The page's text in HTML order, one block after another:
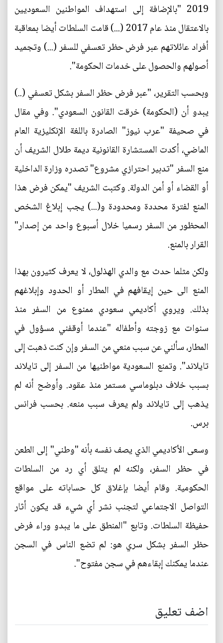
2019 "بالإضافة إلى استهداف المواطنين السعوديين
بالاعتقال منذ عام 2017 (...) قامت السلطات أيضا بمعاقبة
أفراد عائلاتهم عبر فرض حظر تعسفي للسفر (...) وتجميد
أصولهم والحصول على خدمات الحكومة".
وبحسب التقرير، "عبر فرض حظر السفر بشكل تعسفي (..)
يبدو أن (الحكومة) خرقت القانون السعودي". وفي مقال
في صحيفة "عرب نيوز" الصادرة باللغة الإنكليزية العام
الماضي، أكدت المستشارة القانونية ديمة طلال الشريف أن
منع السفر "تدبير احترازي مشروع" تصدره وزارة الداخلية
أو القضاء أو أمن الدولة. وكتبت الشريف "يمكن فرض هذا
المنع لفترة محددة ومحدودة و(...) يجب إبلاغ الشخص
المحظور من السفر رسميا خلال أسبوع واحد من إصدار"
القرار بالمنع.
ولكن مثلما حدث مع والدي الهذلول، لا يعرف كثيرون بهذا
المنع الى حين إيقافهم في المطار أو الحدود وإبلاغهم
بذلك. ويروي أكاديمي سعودي ممنوع من السفر منذ
سنوات مع زوجته وأطفاله "عندما أوقفني مسؤول في
المطار، سألني عن سبب منعي من السفر وإن كنت ذهبت إلى
تايلاند". وتمنع السعودية مواطنيها من السفر إلى تايلاند
بسبب خلاف دبلوماسي مستمر منذ عقود. وأوضح أنه لم
يذهب إلى تايلاند ولم يعرف سبب منعه. بحسب فرانس
برس.
وسعى الأكاديمي الذي يصف نفسه بأنه "وطني" إلى الطعن
في حظر السفر، ولكنه لم يتلق أي رد من السلطات
الحكومية. وقام أيضا بإغلاق كل حساباته على مواقع
التواصل الاجتماعي لتجنب نشر أي شيء قد يكون أثار
حفيظة السلطات. وتابع "المنطق على ما يبدو وراء فرض
حظر السفر بشكل سري هو: لم تضع الناس في السجن
عندما يمكنك إبقاءهم في سجن مفتوح".
اضف تعليق